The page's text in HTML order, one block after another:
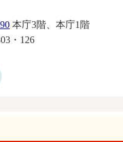
本庁3階、本庁1階
・126